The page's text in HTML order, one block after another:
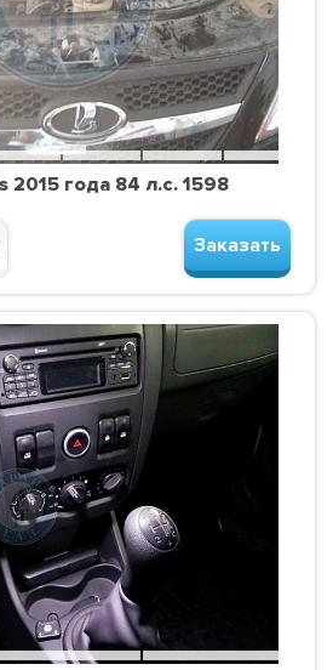
2015 года 84 л.с. 1598
Заказать